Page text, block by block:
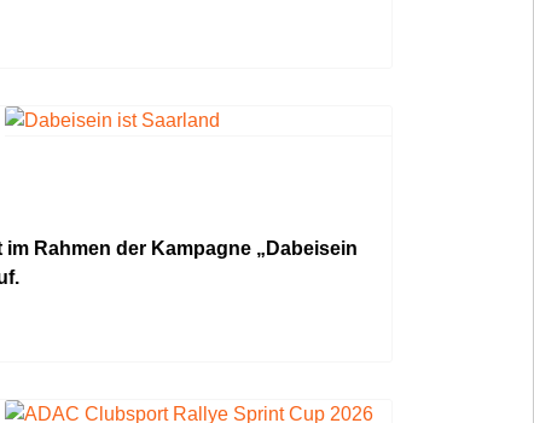
Rahmen der Kampagne „Dabeisein